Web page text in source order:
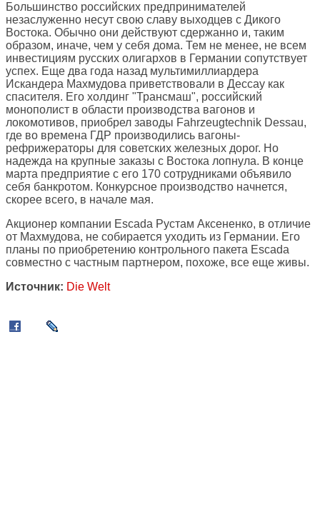
Большинство российских предпринимателей
незаслуженно несут свою славу выходцев с Дикого
Востока. Обычно они действуют сдержанно и, таким
образом, иначе, чем у себя дома. Тем не менее, не всем
инвестициям русских олигархов в Германии сопутствует
успех. Еще два года назад мультимиллиардера
Искандера Махмудова приветствовали в Дессау как
спасителя. Его холдинг "Трансмаш", российский
монополист в области производства вагонов и
локомотивов, приобрел заводы Fahrzeugtechnik Dessau,
где во времена ГДР производились вагоны-
рефрижераторы для советских железных дорог. Но
надежда на крупные заказы с Востока лопнула. В конце
марта предприятие с его 170 сотрудниками объявило
себя банкротом. Конкурсное производство начнется,
скорее всего, в начале мая.
Акционер компании Escada Рустам Аксененко, в отличие
от Махмудова, не собирается уходить из Германии. Его
планы по приобретению контрольного пакета Escada
совместно с частным партнером, похоже, все еще живы.
Источник: Die Welt